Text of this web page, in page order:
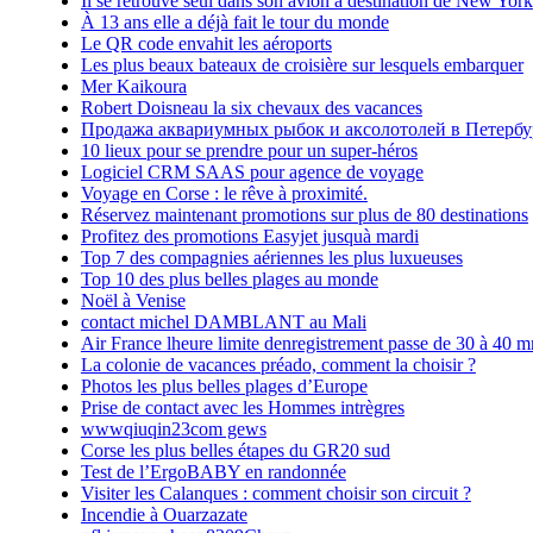
À 13 ans elle a déjà fait le tour du monde
Le QR code envahit les aéroports
Les plus beaux bateaux de croisière sur lesquels embarquer
Mer Kaikoura
Robert Doisneau la six chevaux des vacances
Продажа аквариумных рыбок и аксолотолей в
10 lieux pour se prendre pour un super-héros
Logiciel CRM SAAS pour agence de voyage
Voyage en Corse : le rêve à proximité.
Réservez maintenant promotions sur plus de 80 destinations
Profitez des promotions Easyjet jusquà mardi
Top 7 des compagnies aériennes les plus luxueuses
Top 10 des plus belles plages au monde
Noël à Venise
contact michel DAMBLANT au Mali
Air France lheure limite denregistrement passe de 30 à 40
La colonie de vacances préado, comment la choisir ?
Photos les plus belles plages d’Europe
Prise de contact avec les Hommes intrègres
wwwqiuqin23com gews
Corse les plus belles étapes du GR20 sud
Test de l’ErgoBABY en randonnée
Visiter les Calanques : comment choisir son circuit ?
Incendie à Ouarzazate